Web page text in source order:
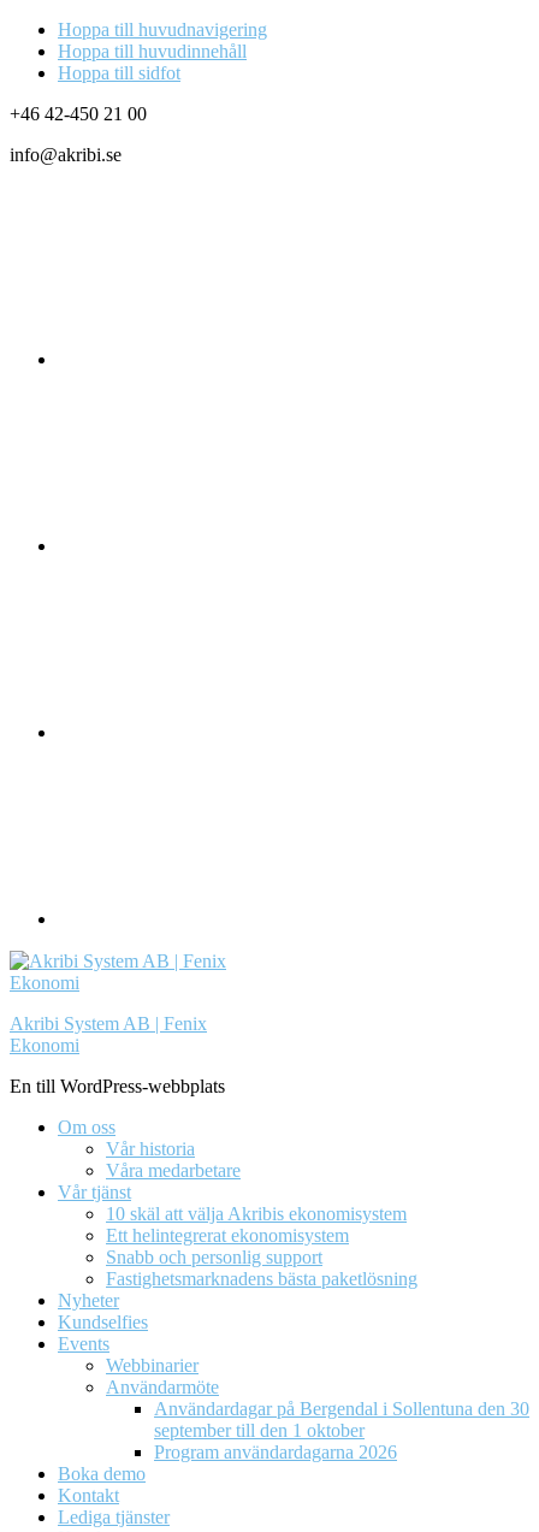
Hoppa till huvudnavigering
Hoppa till huvudinnehåll
Hoppa till sidfot
+46 42-450 21 00
info@akribi.se
Akribi System AB | Fenix
Ekonomi
En till WordPress-webbplats
Om oss
Vår historia
Våra medarbetare
Vår tjänst
10 skäl att välja Akribis ekonomisystem
Ett helintegrerat ekonomisystem
Snabb och personlig support
Fastighetsmarknadens bästa paketlösning
Nyheter
Kundselfies
Events
Webbinarier
Användarmöte
Användardagar på Bergendal i Sollentuna den 30
september till den 1 oktober
Program användardagarna 2026
Boka demo
Kontakt
Lediga tjänster